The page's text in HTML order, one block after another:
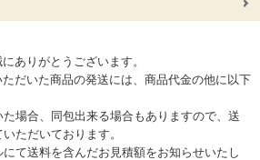
ありがとうございます。
だいた商品の発送には、商品代金の他に以下
場合、同包出来る場合もありますので、送
ただいております。
て送料を含んだお見積額をお知らせいたし